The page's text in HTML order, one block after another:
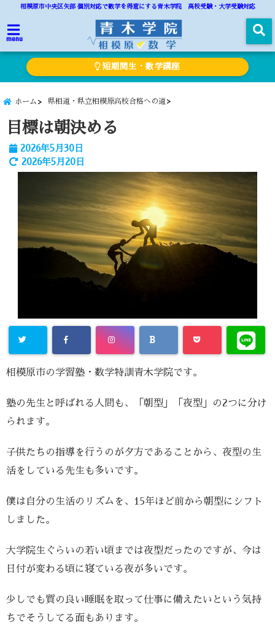
相模原市中央区矢部 個別対応で数学を得意にする青木学院 高校受験・大学受験対応
menu
短期間生・数学講座
ホーム 県相道・県立相模原高校合格への道
目標は朝決める
2026年5月30日
2026年5月20日
相模原市の学習塾・数学特訓青木学院です。
塾の先生と呼ばれる人間も、「朝型」「夜型」の2つに分け
られます。
子供たちの指導を行うのが夕方であることから、夜型の生
活をしている先生も多いです。
僕は自分の生活のリズムを、15年ほど前から朝型にシフト
しました。
大学院生ぐらいの若い頃までは夜型だったのですが、今は
日付が変わる頃に寝ている夜が多いです。
少しでも質の良い睡眠を取って仕事に備えたいという気持
ちでそうしてる面もあります。